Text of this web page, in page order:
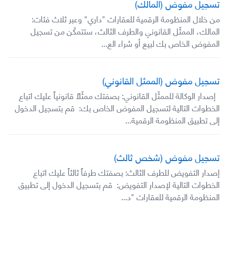
من خلال المنظومة الرقمية للعقارات "داري" وعبر ثلاث فئات:
المالك، الممثّل القانوني والطرف الثالث، ستتمكّن من تسجيل
المفوض الخاص بك لبيع أو شراء الع...
تسجيل مفوض (الممثل القانوني)
إصدار الوكالة للممثّل القانوني: بصفتك ممثّلاً قانونياً عليك اتباع
الخطوات التالية لتسجيل المفوض الخاص بك: قم بتسجيل الدخول
إلى تطبيق المنظومة الرقمية...
تسجيل مفوض (شخص ثالث)
إصدار التفويض للطرف الثالث: بصفتك طرفاً ثالثاً عليك اتباع
الخطوات التالية لإصدار التفويض: قم بتسجيل الدخول إلى تطبيق
المنظومة الرقمية للعقارات "د...